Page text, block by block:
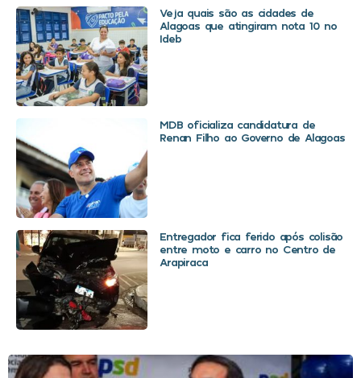
Veja quais são as cidades de
Alagoas que atingiram nota 10 no
Ideb
MDB oficializa candidatura de
Renan Filho ao Governo de Alagoas
Entregador fica ferido após colisão
entre moto e carro no Centro de
Arapiraca